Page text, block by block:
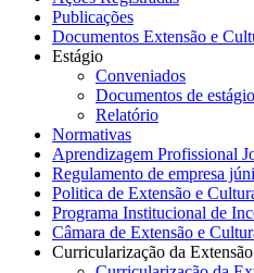
Publicações
Documentos Extensão e
Estágio
Conveniados
Documentos de estágio
Relatório
Normativas
Aprendizagem Profissional
Regulamento de empresa
Politica de Extensão e
Programa Institucional de
Câmara de Extensão e
Curricularização da Extensão